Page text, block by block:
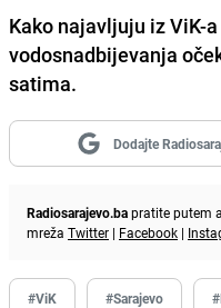
Kako najavljuju iz ViK-
vodosnadbijevanja
satima.
Dodajte
Radiosarajevo.bapratite putem
mreža Twitter | Facebook |
#ViK #Sarajevo